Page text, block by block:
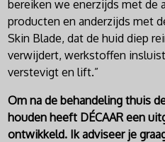
bereiken we enerzijds met de
producten en anderzijds met
Skin Blade, dat de huid diep
verwijdert, werkstoffen
verstevigt en lift.”
Om na de behandeling thuis
houden heeft DÉCAAR een
ontwikkeld. Ik adviseer je